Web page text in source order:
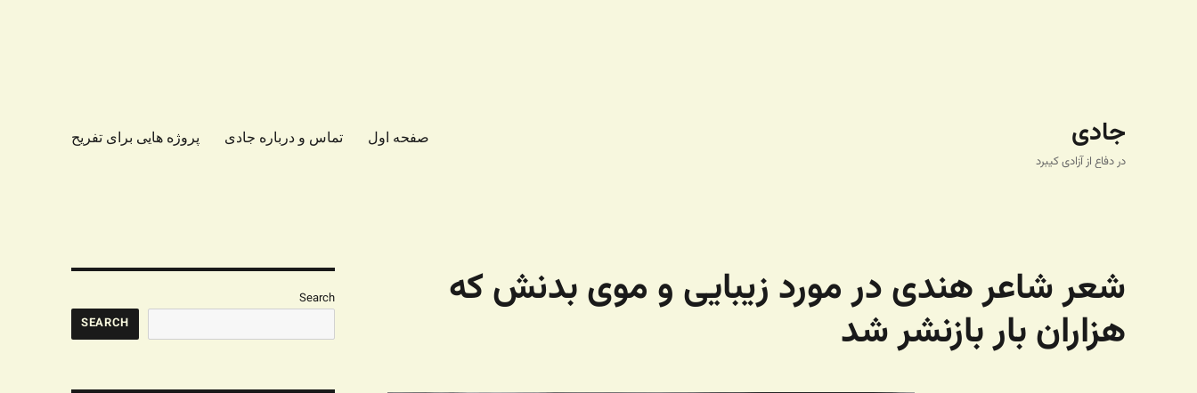
جادی
در دفاع از آزادی کیبرد
صفحه اول تماس و درباره جادی پروژه هایی برای تفریح
شعر شاعر هندی در مورد زیبایی و موی بدنش که
هزاران بار بازنشر شد
Search
SEARCH